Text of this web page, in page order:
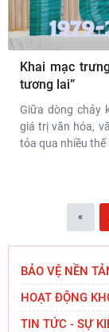
Khai mạc
tương lai”
Giữa dòng chảy
giá trị văn hóa,
tỏa qua nhiều
«
BẢO VỆ NỀN
HOẠT ĐỘNG
TIN TỨC - SỰ